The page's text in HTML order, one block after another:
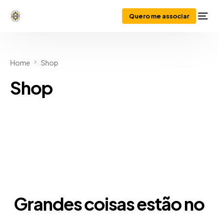
Quero me associar
Home Shop
Shop
Grandes coisas estão no